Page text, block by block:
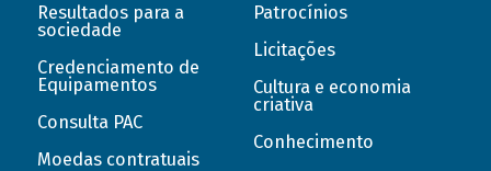
Resultados para a
sociedade
Credenciamento de
Equipamentos
Consulta PAC
Moedas contratuais
Patrocínios
Licitações
Cultura e economia
criativa
Conhecimento